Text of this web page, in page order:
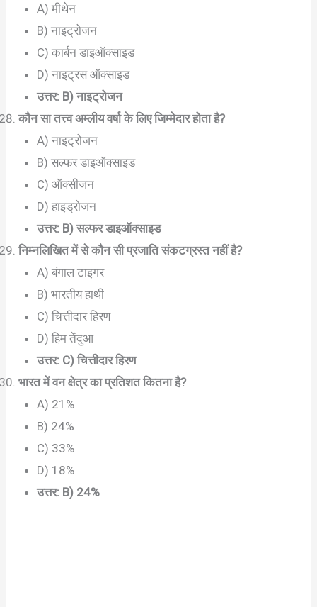
A) मीथेन
B) नाइट्रोजन
C) कार्बन डाइऑक्साइड
D) नाइट्रस ऑक्साइड
उत्तर: B) नाइट्रोजन
कौन सा तत्त्व अम्लीय वर्षा के लिए जिम्मेदार होता है?
A) नाइट्रोजन
B) सल्फर डाइऑक्साइड
C) ऑक्सीजन
D) हाइड्रोजन
उत्तर: B) सल्फर डाइऑक्साइड
निम्नलिखित में से कौन सी प्रजाति संकटग्रस्त नहीं है?
A) बंगाल टाइगर
B) भारतीय हाथी
C) चित्तीदार हिरण
D) हिम तेंदुआ
उत्तर: C) चित्तीदार हिरण
भारत में वन क्षेत्र का प्रतिशत कितना है?
A) 21%
B) 24%
C) 33%
D) 18%
उत्तर: B) 24%